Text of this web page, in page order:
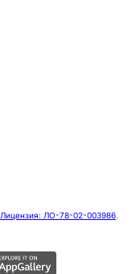
Лицензия: ЛО-78-02-003986,